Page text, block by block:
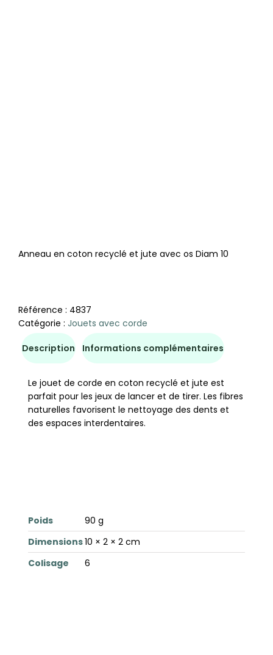
Anneau en coton recyclé et jute avec os Diam 10
Référence : 4837
Catégorie : Jouets avec corde
Description Informations complémentaires
Le jouet de corde en coton recyclé et jute est
parfait pour les jeux de lancer et de tirer. Les fibres
naturelles favorisent le nettoyage des dents et
des espaces interdentaires.
Poids
90 g
Dimensions10 × 2 × 2 cm
Colisage
6